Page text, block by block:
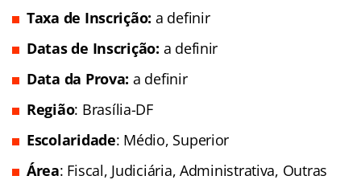
Taxa de Inscrição: a definir
Datas de Inscrição: a definir
Data da Prova: a definir
Região: Brasília-DF
Escolaridade: Médio, Superior
Área: Fiscal, Judiciária, Administrativa, Outras